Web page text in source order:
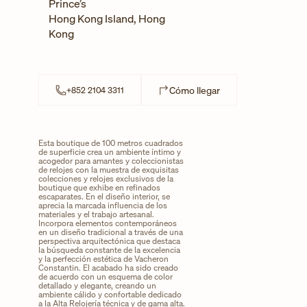
Prince’s
Hong Kong Island, Hong
Kong
+852 2104 3311 Cómo llegarLink Opens in New
Esta boutique de 100 metros cuadrados
de superficie crea un ambiente íntimo y
acogedor para amantes y coleccionistas
de relojes con la muestra de exquisitas
colecciones y relojes exclusivos de la
boutique que exhibe en refinados
escaparates. En el diseño interior, se
aprecia la marcada influencia de los
materiales y el trabajo artesanal.
Incorpora elementos contemporáneos
en un diseño tradicional a través de una
perspectiva arquitectónica que destaca
la búsqueda constante de la excelencia
y la perfección estética de Vacheron
Constantin. El acabado ha sido creado
de acuerdo con un esquema de color
detallado y elegante, creando un
ambiente cálido y confortable dedicado
a la Alta Relojería técnica y de gama alta.